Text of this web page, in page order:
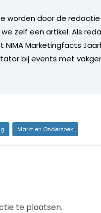
worden door de
zelf een artikel. Als
NIMA Marketingfacts
bij events met
Markt en Onderzoek
te plaatsen.